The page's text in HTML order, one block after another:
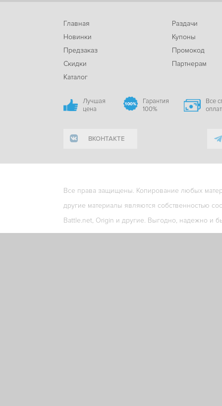
Главная
Новинки
Предзаказ
Скидки
Каталог
Раздачи
Купоны
Промокод
Партнерам
Лучшая
цена
Гарантия
100%
Все
ВКОНТАКТЕ
Все права защищены. Копирование любых
другие материалы являются собственностью
Battle.net, Origin и другие. Выгодно, надежно и